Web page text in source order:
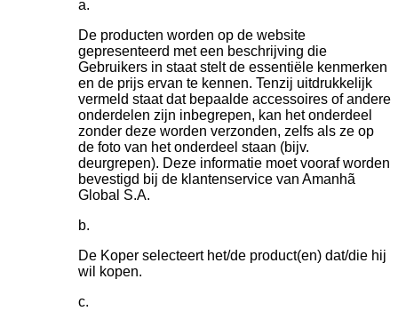
De producten worden op de website
gepresenteerd met een beschrijving die
Gebruikers in staat stelt de essentiële kenmerken
en de prijs ervan te kennen. Tenzij uitdrukkelijk
vermeld staat dat bepaalde accessoires of andere
onderdelen zijn inbegrepen, kan het onderdeel
zonder deze worden verzonden, zelfs als ze op
de foto van het onderdeel staan (bijv.
deurgrepen). Deze informatie moet vooraf worden
bevestigd bij de klantenservice van Amanhã
Global S.A.
De Koper selecteert het/de product(en) dat/die hij
wil kopen.